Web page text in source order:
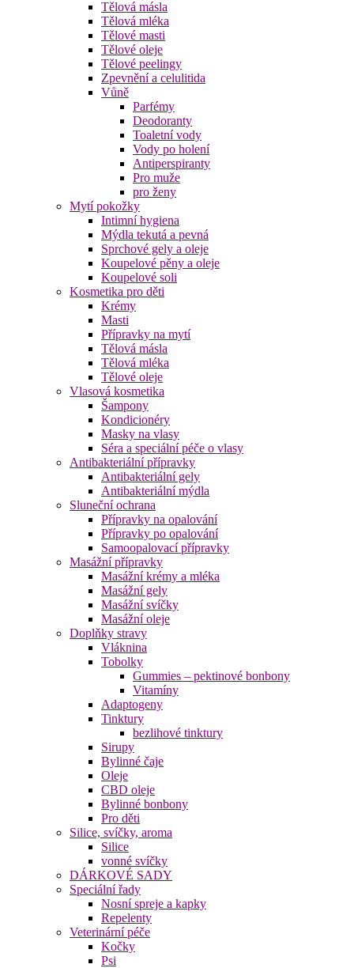
Tělová másla
Tělová mléka
Tělové masti
Tělové oleje
Tělové peelingy
Zpevnění a celulitida
Vůně
Parfémy
Deodoranty
Toaletní vody
Vody po holení
Antiperspiranty
Pro muže
pro ženy
Mytí pokožky
Intimní hygiena
Mýdla tekutá a pevná
Sprchové gely a oleje
Koupelové pěny a oleje
Koupelové soli
Kosmetika pro děti
Krémy
Masti
Přípravky na mytí
Tělová másla
Tělová mléka
Tělové oleje
Vlasová kosmetika
Šampony
Kondicionéry
Masky na vlasy
Séra a speciální péče o vlasy
Antibakteriální přípravky
Antibakteriální gely
Antibakteriální mýdla
Sluneční ochrana
Přípravky na opalování
Přípravky po opalování
Samoopalovací přípravky
Masážní přípravky
Masážní krémy a mléka
Masážní gely
Masážní svíčky
Masážní oleje
Doplňky stravy
Vláknina
Tobolky
Gummies – pektinové bonbony
Vitamíny
Adaptogeny
Tinktury
bezlihové tinktury
Sirupy
Bylinné čaje
Oleje
CBD oleje
Bylinné bonbony
Pro děti
Silice, svíčky, aroma
Silice
vonné svíčky
DÁRKOVÉ SADY
Speciální řady
Nosní spreje a kapky
Repelenty
Veterinární péče
Kočky
Psi